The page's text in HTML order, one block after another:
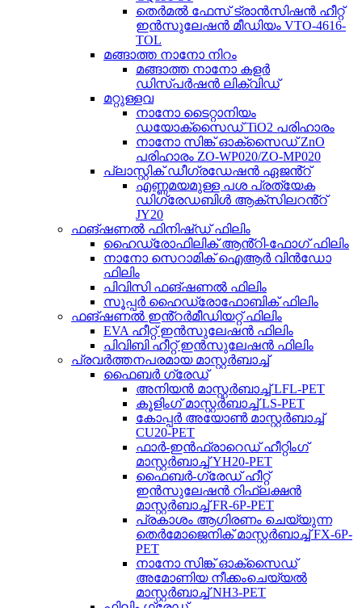
തെർമൽ ഫേസ് ട്രാൻസിഷൻ ഹീറ്റ്
ഇൻസുലേഷൻ മീഡിയം VTO-4616-
TOL
മങ്ങാത്ത നാനോ നിറം
മങ്ങാത്ത നാനോ കളർ
ഡിസ്പർഷൻ ലിക്വിഡ്
മറ്റുള്ളവ
നാനോ ടൈറ്റാനിയം
ഡയോക്സൈഡ് TiO2 പരിഹാരം
നാനോ സിങ്ക് ഓക്സൈഡ് ZnO
പരിഹാരം ZO-WP020/ZO-MP020
പ്ലാസ്റ്റിക് ഡീഗ്രഡേഷൻ ഏജൻ്റ്
എണ്ണമയമുള്ള പശ പ്രത്യേക
ഡിഗ്രേഡബിൾ ആക്സിലറൻ്റ്
JY20
ഫങ്ഷണൽ ഫിനിഷ്ഡ് ഫിലിം
ഹൈഡ്രോഫിലിക് ആൻ്റി-ഫോഗ് ഫിലിം
നാനോ സെറാമിക് ഐആർ വിൻഡോ
ഫിലിം
പിവിസി ഫങ്ഷണൽ ഫിലിം
സൂപ്പർ ഹൈഡ്രോഫോബിക് ഫിലിം
ഫങ്ഷണൽ ഇൻ്റർമീഡിയറ്റ് ഫിലിം
EVA ഹീറ്റ് ഇൻസുലേഷൻ ഫിലിം
പിവിബി ഹീറ്റ് ഇൻസുലേഷൻ ഫിലിം
പ്രവർത്തനപരമായ മാസ്റ്റർബാച്ച്
ഫൈബർ ഗ്രേഡ്
അനിയൻ മാസ്റ്റർബാച്ച് LFL-PET
കൂളിംഗ് മാസ്റ്റർബാച്ച് LS-PET
കോപ്പർ അയോൺ മാസ്റ്റർബാച്ച്
CU20-PET
ഫാർ-ഇൻഫ്രാറെഡ് ഹീറ്റിംഗ്
മാസ്റ്റർബാച്ച് YH20-PET
ഫൈബർ-ഗ്രേഡ് ഹീറ്റ്
ഇൻസുലേഷൻ റിഫ്ലക്ഷൻ
മാസ്റ്റർബാച്ച് FR-6P-PET
പ്രകാശം ആഗിരണം ചെയ്യുന്ന
തെർമോജെനിക് മാസ്റ്റർബാച്ച് FX-6P-
PET
നാനോ സിങ്ക് ഓക്സൈഡ്
അമോണിയ നീക്കംചെയ്യൽ
മാസ്റ്റർബാച്ച് NH3-PET